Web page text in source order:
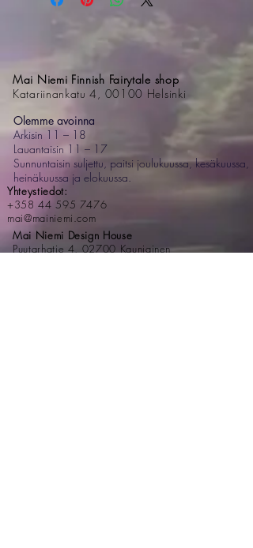
Mai Niemi Finnish Fairytale shop
Katariinankatu 4, 00100 Helsinki
Olemme avoinna
Arkisin 11 – 18
Lauantaisin 11 – 17
Sunnuntaisin suljettu, paitsi joulukuussa, kesäkuussa,
heinäkuussa ja elokuussa.
Yhteystiedot:
+358 44 595 7476
mai@mainiemi.com
Mai Niemi Design House
Puutarhatie 4, 02700 Kauniainen